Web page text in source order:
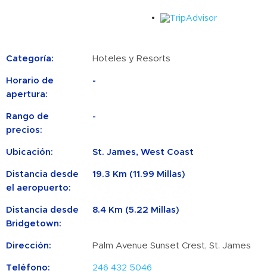
Categoría: Hoteles y Resorts
Horario de
apertura:
-
Rango de
precios:
-
Ubicación: St. James, West Coast
Distancia desde
el aeropuerto:
19.3 Km (11.99 Millas)
Distancia desde
Bridgetown:
8.4 Km (5.22 Millas)
Dirección: Palm Avenue Sunset Crest, St. James
Teléfono: 246 432 5046